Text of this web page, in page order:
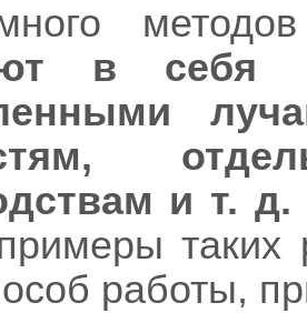
методов
в себя
и т. д.
таких
работы,